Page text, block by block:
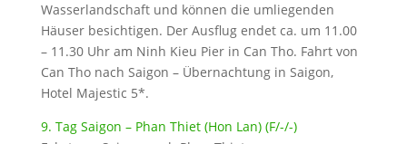
Wasserlandschaft und können die umliegenden
Häuser besichtigen. Der Ausflug endet ca. um 11.00
– 11.30 Uhr am Ninh Kieu Pier in Can Tho. Fahrt von
Can Tho nach Saigon – Übernachtung in Saigon,
Hotel Majestic 5*.
9. Tag Saigon – Phan Thiet (Hon Lan) (F/-/-)